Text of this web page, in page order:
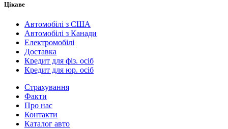
Цікаве
Автомобілі з США
Автомобілі з Канади
Електромобілі
Доставка
Кредит для фіз. осіб
Кредит для юр. осіб
Страхування
Факти
Про нас
Контакти
Каталог авто